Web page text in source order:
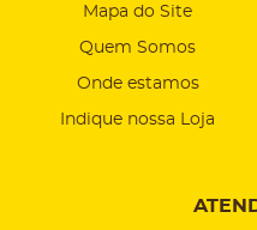
Mapa do Site
Quem Somos
Onde estamos
Indique nossa Loja